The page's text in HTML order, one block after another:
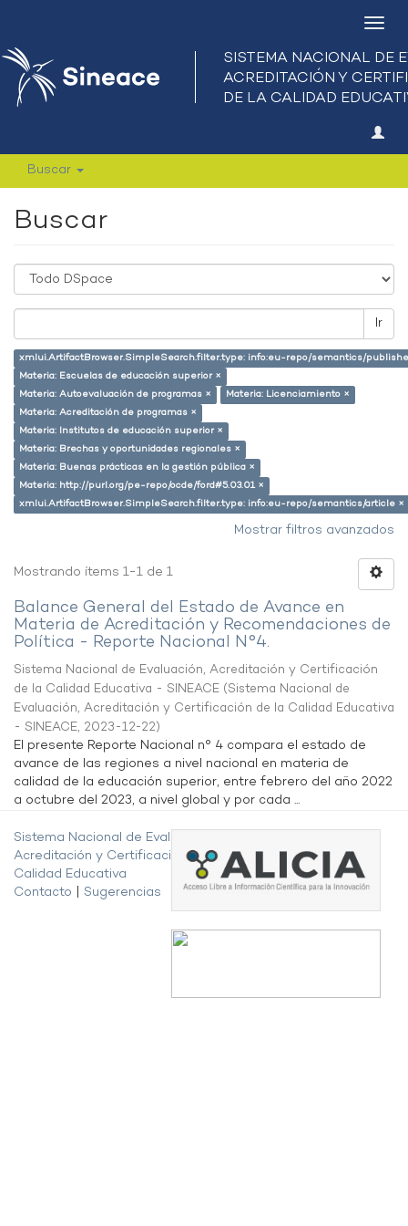
Buscar
Buscar
Ir
xmlui.ArtifactBrowser.SimpleSearch.filter.type: info:eu-repo/semantics/
Materia: Escuelas de educación superior ×
Materia: Autoevaluación de programas ×
Materia: Licenciamiento ×
Materia: Acreditación de programas ×
Materia: Institutos de educación superior ×
Materia: Brechas y oportunidades regionales ×
Materia: Buenas prácticas en la gestión pública ×
Materia: http://purl.org/pe-repo/ocde/ford#5.03.01 ×
xmlui.ArtifactBrowser.SimpleSearch.filter.type: info:eu-repo/semantics/article ×
Mostrar filtros avanzados
Mostrando ítems 1-1 de 1
Balance General del Estado de Avance en
Materia de Acreditación y Recomendaciones de
Política - Reporte Nacional N°4.
Sistema Nacional de Evaluación, Acreditación y Certificación
de la Calidad Educativa - SINEACE (Sistema Nacional de
Evaluación, Acreditación y Certificación de la Calidad Educativa
- SINEACE, 2023-12-22)
El presente Reporte Nacional n° 4 compara el estado de
avance de las regiones a nivel nacional en materia de
calidad de la educación superior, entre febrero del año 2022
a octubre del 2023, a nivel global y por cada ...
Sistema Nacional de Evaluación,
Acreditación y Certificación de la
Calidad Educativa
Contacto
Sugerencias